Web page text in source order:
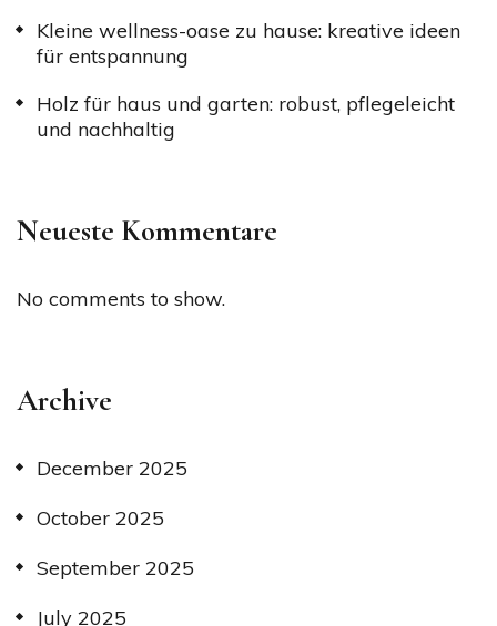
Kleine wellness-oase zu hause: kreative ideen
für entspannung
Holz für haus und garten: robust, pflegeleicht
und nachhaltig
Neueste Kommentare
No comments to show.
Archive
December 2025
October 2025
September 2025
July 2025